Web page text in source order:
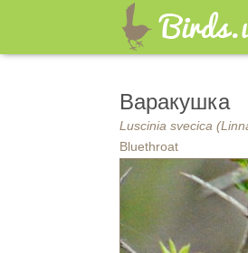
Варакушка
Luscinia svecica
Bluethroat